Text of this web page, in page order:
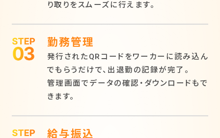
り取りをスムーズに行えます。
勤務管理
発行されたQRコードをワーカーに読み込ん
でもらうだけで、出退勤の記録が完了。
管理画面でデータの確認・ダウンロードもで
きます。
給与振込